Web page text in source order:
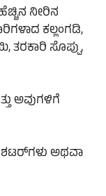
ನೀರಿನ
ಕಲ್ಲಂಗಡಿ,
ತರಕಾರಿ ಸೊಪ್ಪು,
ಅವುಗಳಿಗೆ
ಶಟರ್‌ಗಳು ಅಥವಾ